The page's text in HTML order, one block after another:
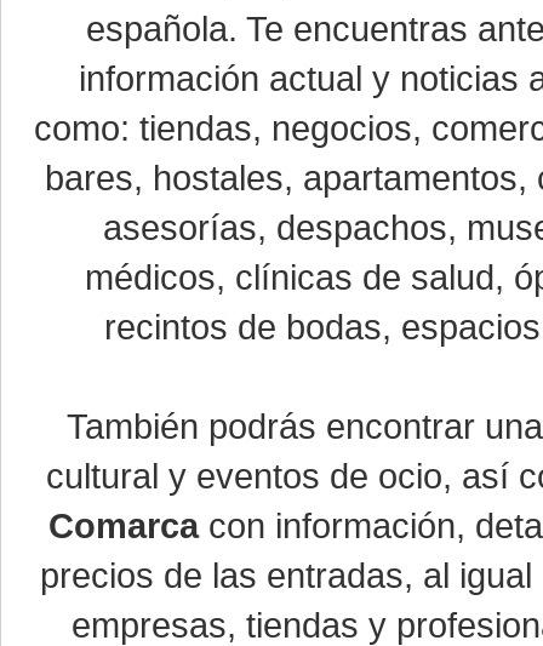
española. Te encuentras
información actual y noticias
como: tiendas, negocios,
bares, hostales,
asesorías, despachos,
médicos, clínicas de salud,
recintos de bodas,
También podrás encontrar
cultural y eventos de ocio, así
Comarcacon información,
precios de las entradas, al
empresas, tiendas y